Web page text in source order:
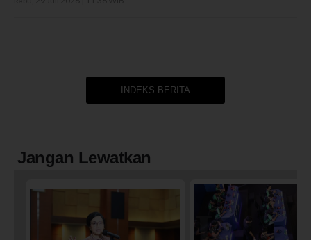
INDEKS BERITA
Jangan Lewatkan